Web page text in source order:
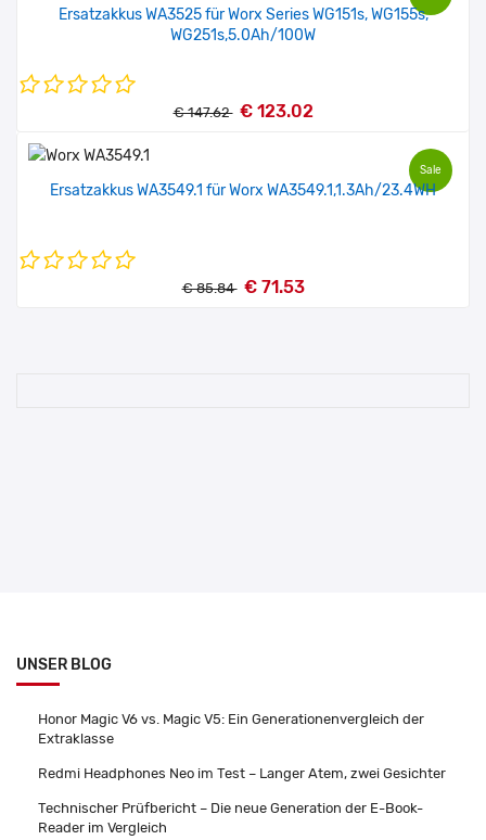
Ersatzakkus WA3525 für Worx Series WG151s, WG155s,
WG251s,5.0Ah/100W
€ 147.62 € 123.02
Sale
Ersatzakkus WA3549.1 für Worx WA3549.1,1.3Ah/23.4WH
€ 85.84 € 71.53
UNSER BLOG
Honor Magic V6 vs. Magic V5: Ein Generationenvergleich der
Extraklasse
Redmi Headphones Neo im Test – Langer Atem, zwei Gesichter
Technischer Prüfbericht – Die neue Generation der E-Book-
Reader im Vergleich